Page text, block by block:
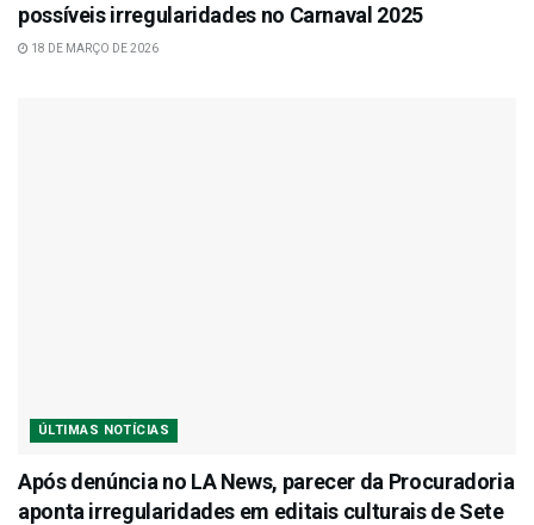
possíveis irregularidades no Carnaval 2025
18 DE MARÇO DE 2026
ÚLTIMAS NOTÍCIAS
Após denúncia no LA News, parecer da Procuradoria
aponta irregularidades em editais culturais de Sete